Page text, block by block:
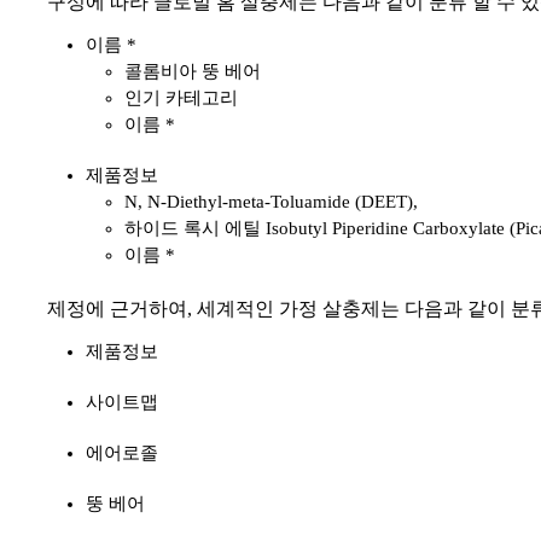
이름 *
콜롬비아 뚱 베어
인기 카테고리
이름 *
제품정보
N, N-Diethyl-meta-Toluamide (DEET),
하이드 록시 에틸 Isobutyl Piperidine Carboxylate
이름 *
제정에 근거하여, 세계적인 가정 살충제는 다음과 같이 분
제품정보
사이트맵
에어로졸
뚱 베어